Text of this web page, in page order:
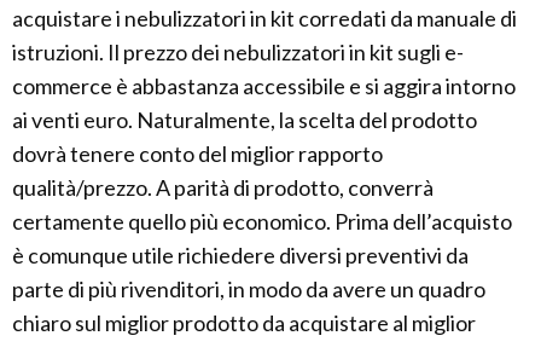
acquistare i nebulizzatori in kit corredati da manuale di
istruzioni. Il prezzo dei nebulizzatori in kit sugli e-
commerce è abbastanza accessibile e si aggira intorno
ai venti euro. Naturalmente, la scelta del prodotto
dovrà tenere conto del miglior rapporto
qualità/prezzo. A parità di prodotto, converrà
certamente quello più economico. Prima dell’acquisto
è comunque utile richiedere diversi preventivi da
parte di più rivenditori, in modo da avere un quadro
chiaro sul miglior prodotto da acquistare al miglior